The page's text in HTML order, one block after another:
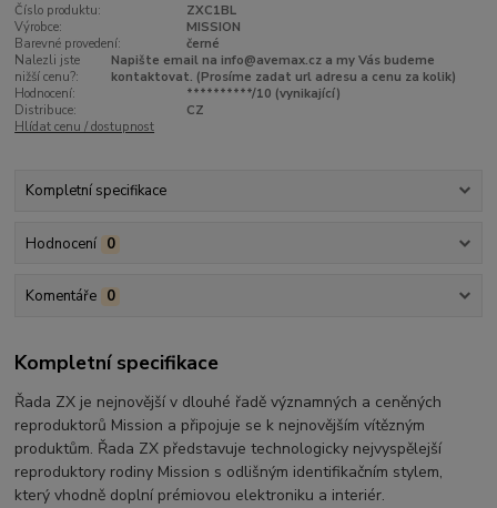
Číslo produktu:
ZXC1BL
Výrobce:
MISSION
Barevné provedení:
černé
Nalezli jste
nižší cenu?:
Napište email na info@avemax.cz a my Vás budeme
kontaktovat. (Prosíme zadat url adresu a cenu za kolik)
Hodnocení:
**********/10 (vynikající)
Distribuce:
CZ
Hlídat cenu / dostupnost
Kompletní specifikace
Hodnocení 0
Komentáře 0
Kompletní specifikace
Řada ZX je nejnovější v dlouhé řadě významných a ceněných
reproduktorů Mission a připojuje se k nejnovějším vítězným
produktům. Řada ZX představuje technologicky nejvyspělejší
reproduktory rodiny Mission s odlišným identifikačním stylem,
který vhodně doplní prémiovou elektroniku a interiér.